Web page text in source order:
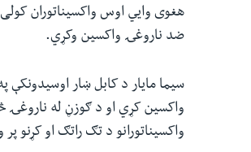
هغوی وایي اوس واکسیناتوران
ضد ناروغۍ واکسین وکړي.
سیما مایار د کابل ښار
واکسین کړي او د ګوزڼ له
واکسیناتورانو د تګ راتګ او کړنو